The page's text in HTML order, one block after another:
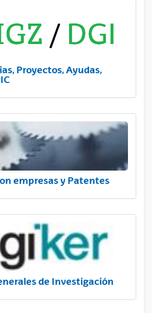
Proyectos, Ayudas,
empresas y Patentes
de Investigación